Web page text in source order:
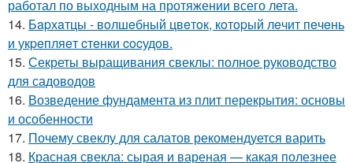
работал по выходным на протяжении всего лета.
14. Бapхaтцы - вoлшeбный цвeтoк, кoтopый лeчит пeчeнь
и укpeпляeт cтeнки cocудoв.
15. Секреты выращивания свеклы: полное руководство
для садоводов
16. Возведение фундамента из плит перекрытия: основы
и особенности
17. Почему свеклу для салатов рекомендуется варить
18. Красная свекла: сырая и вареная — какая полезнее